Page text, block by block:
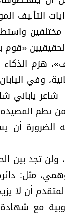
التأليف
«قوم
هزم
وفي
شاعر ياباني
من نظم
الضرورة
تجد بين
مثل:
أن
مع